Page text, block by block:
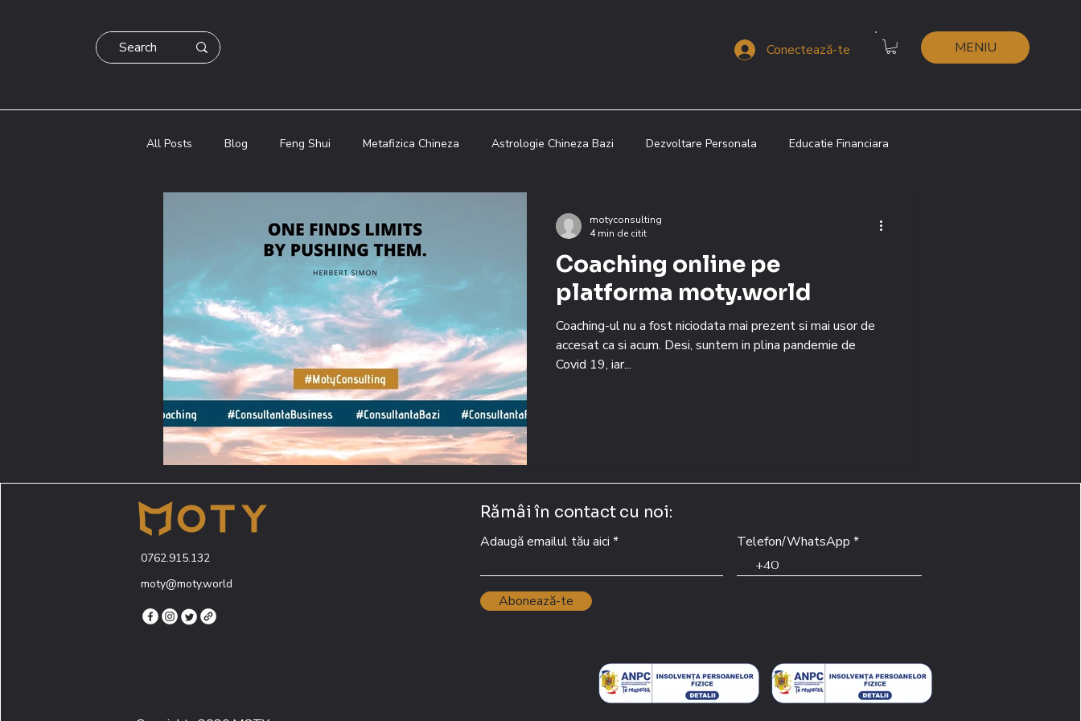
Conectează-te MENIU
All Posts Blog Feng Shui Metafizica Chineza Astrologie Chineza Bazi Dezvoltare Personala Educatie Financiara
Astrologie Chineza Bazi Astrologie Chineza Bazi Metafizica Chineza Feng Shui Lenormand
Coaching online pe
platforma moty.world
Coaching-ul nu a fost niciodata mai prezent si mai usor de
accesat ca si acum. Desi, suntem in plina pandemie de
Covid 19, iar...
motyconsulting
4 min de citit
0762.915.132
moty@moty.world
Rămâi în contact cu noi:
Adaugă emailul tău aici Telefon/WhatsApp
Abonează-te